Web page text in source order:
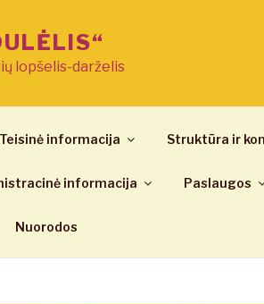
lopšelis-darželis
Teisinė informacija Struktūra ir
informacija Paslaugos
Nuorodos